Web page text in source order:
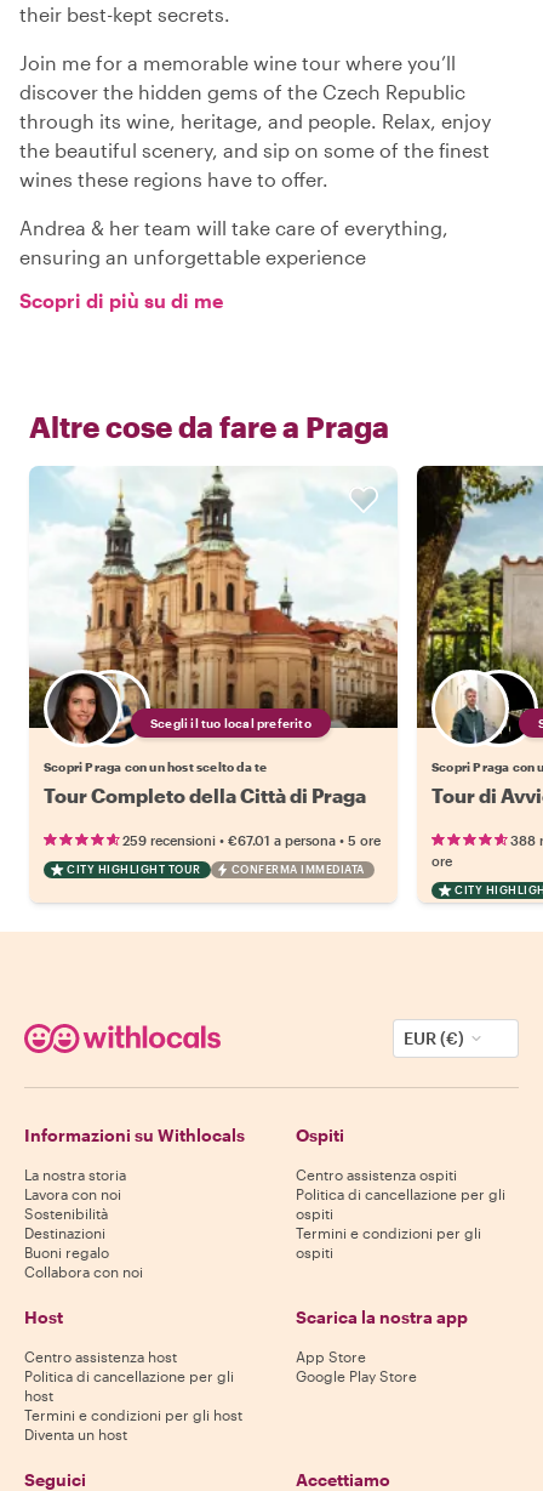
their best-kept secrets.
Join me for a memorable wine tour where you’ll
discover the hidden gems of the Czech Republic
through its wine, heritage, and people. Relax, enjoy
the beautiful scenery, and sip on some of the finest
wines these regions have to offer.
Andrea & her team will take care of everything,
ensuring an unforgettable experience
Scopri di più su di me
Altre cose da fare a Praga
Scegli il tuo local preferito
Scopri Praga con un host scelto da te
Tour Completo della Città di Praga
259 recensioni • €67.01 a persona • 5 ore
CITY HIGHLIGHT TOUR CONFERMA IMMEDIATA
Scopri Praga con
Tour di
388
ore
CITY
EUR (€)
Informazioni su Withlocals
La nostra storia
Lavora con noi
Sostenibilità
Destinazioni
Buoni regalo
Collabora con noi
Ospiti
Centro assistenza ospiti
Politica di cancellazione per gli
ospiti
Termini e condizioni per gli
ospiti
Host
Centro assistenza host
Politica di cancellazione per gli
host
Termini e condizioni per gli host
Diventa un host
Scarica la nostra app
App Store
Google Play Store
Seguici Accettiamo